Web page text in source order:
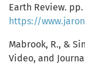
Earth Review.
https://
Mabrook, R., &
Video, and